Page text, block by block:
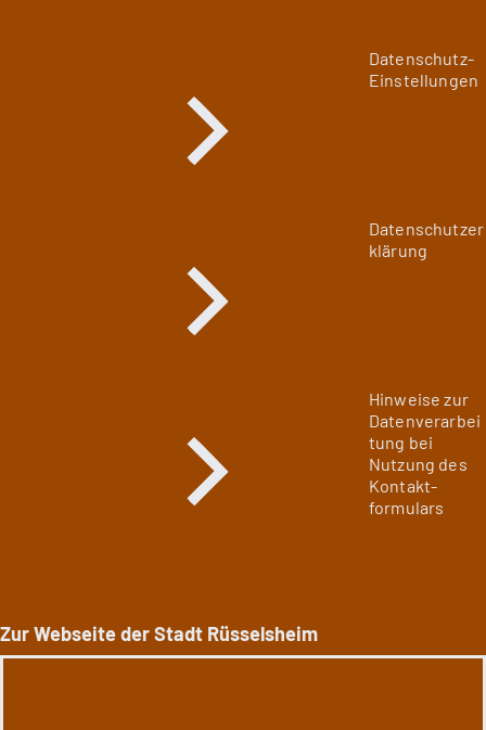
Datenschutz-
Einstellungen
Datenschutzer
klärung
Hinweise zur
Datenverarbei
tung bei
Nutzung des
Kontakt­
formulars
Zur Webseite der Stadt Rüsselsheim